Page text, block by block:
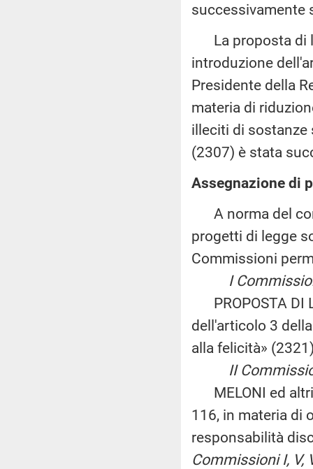
successivamente
La proposta di
introduzione
Presidente della
materia di
illeciti di sostanze
(2307) è stata
Assegnazione di
A norma del
progetti di legge
Commissioni
I
PROPOSTA DI
dell'articolo 3
alla felicità»
II
MELONI ed
116, in materia di
responsabilità
Commissioni I, V,